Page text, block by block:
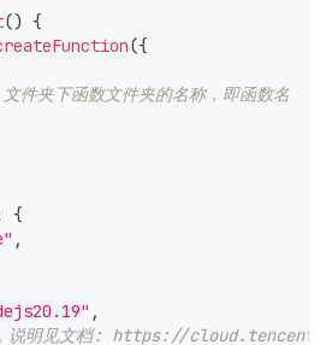
() {
({
夹下函数文件夹的名称，即函数名
{
,
,
说明见文档: https://